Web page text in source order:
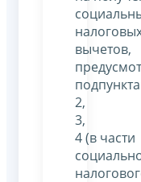
вычетов,
2,
3,
4 (в части